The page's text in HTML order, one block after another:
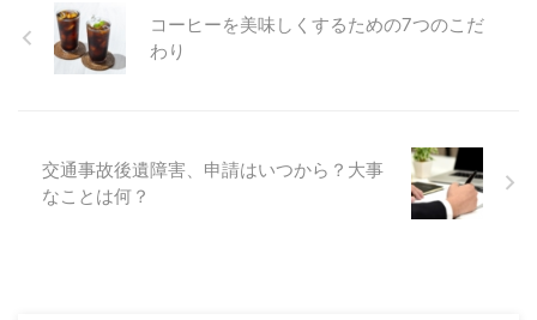
コーヒーを美味しくするための7つのこだ
わり
交通事故後遺障害、申請はいつから？大事
なことは何？